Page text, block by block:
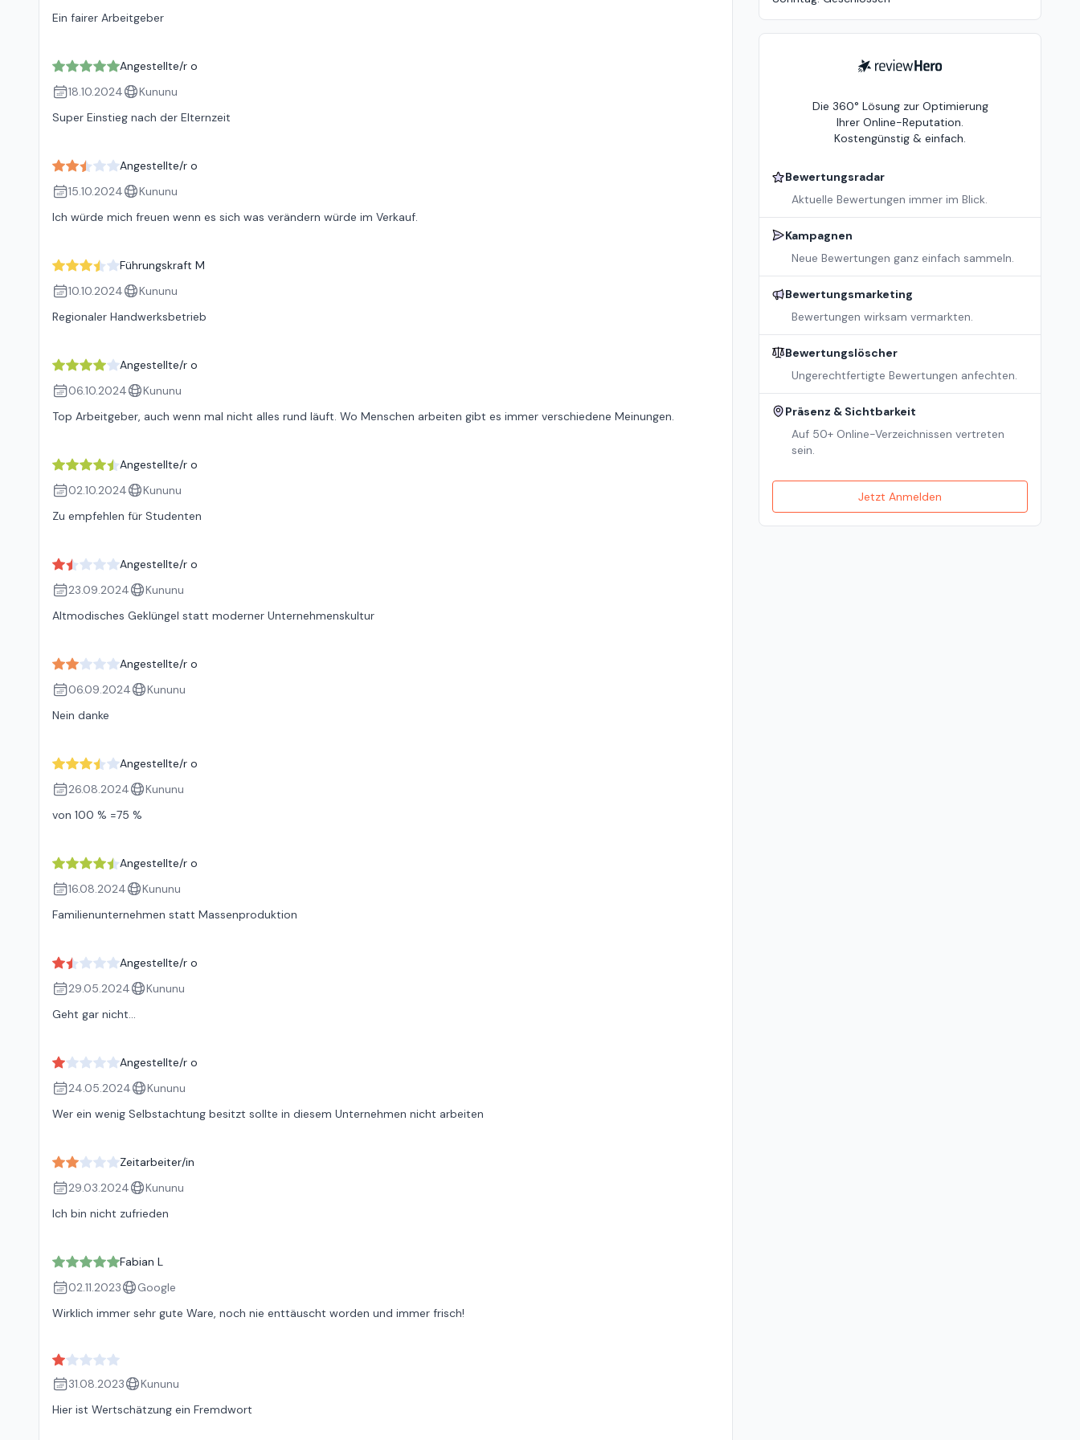
Ein fairer Arbeitgeber
Angestellte/r o
18.10.2024
Kununu
Super Einstieg nach der Elternzeit
Angestellte/r o
15.10.2024
Kununu
Ich würde mich freuen wenn es sich was verändern würde im Verkauf.
Führungskraft M
10.10.2024
Kununu
Regionaler Handwerksbetrieb
Angestellte/r o
06.10.2024
Kununu
Top Arbeitgeber, auch wenn mal nicht alles rund läuft. Wo Menschen arbeiten gibt es immer verschiedene Meinungen.
Angestellte/r o
02.10.2024
Kununu
Zu empfehlen für Studenten
Angestellte/r o
23.09.2024
Kununu
Altmodisches Geklüngel statt moderner Unternehmenskultur
Angestellte/r o
06.09.2024
Kununu
Nein danke
Angestellte/r o
26.08.2024
Kununu
von 100 % =75 %
Angestellte/r o
16.08.2024
Kununu
Familienunternehmen statt Massenproduktion
Angestellte/r o
29.05.2024
Kununu
Geht gar nicht...
Angestellte/r o
24.05.2024
Kununu
Wer ein wenig Selbstachtung besitzt sollte in diesem Unternehmen nicht arbeiten
Zeitarbeiter/in
29.03.2024
Kununu
Ich bin nicht zufrieden
Fabian L
02.11.2023
Google
Wirklich immer sehr gute Ware, noch nie enttäuscht worden und immer frisch!
31.08.2023
Kununu
Hier ist Wertschätzung ein Fremdwort
ReviewHero
Die 360° Lösung zur Optimierung
Ihrer Online-Reputation.
Kostengünstig & einfach.
Bewertungsradar
Aktuelle Bewertungen immer im Blick.
Kampagnen
Neue Bewertungen ganz einfach sammeln.
Bewertungsmarketing
Bewertungen wirksam vermarkten.
Bewertungslöscher
Ungerechtfertigte Bewertungen anfechten.
Präsenz & Sichtbarkeit
Auf 50+ Online-Verzeichnissen vertreten
sein.
Jetzt Anmelden